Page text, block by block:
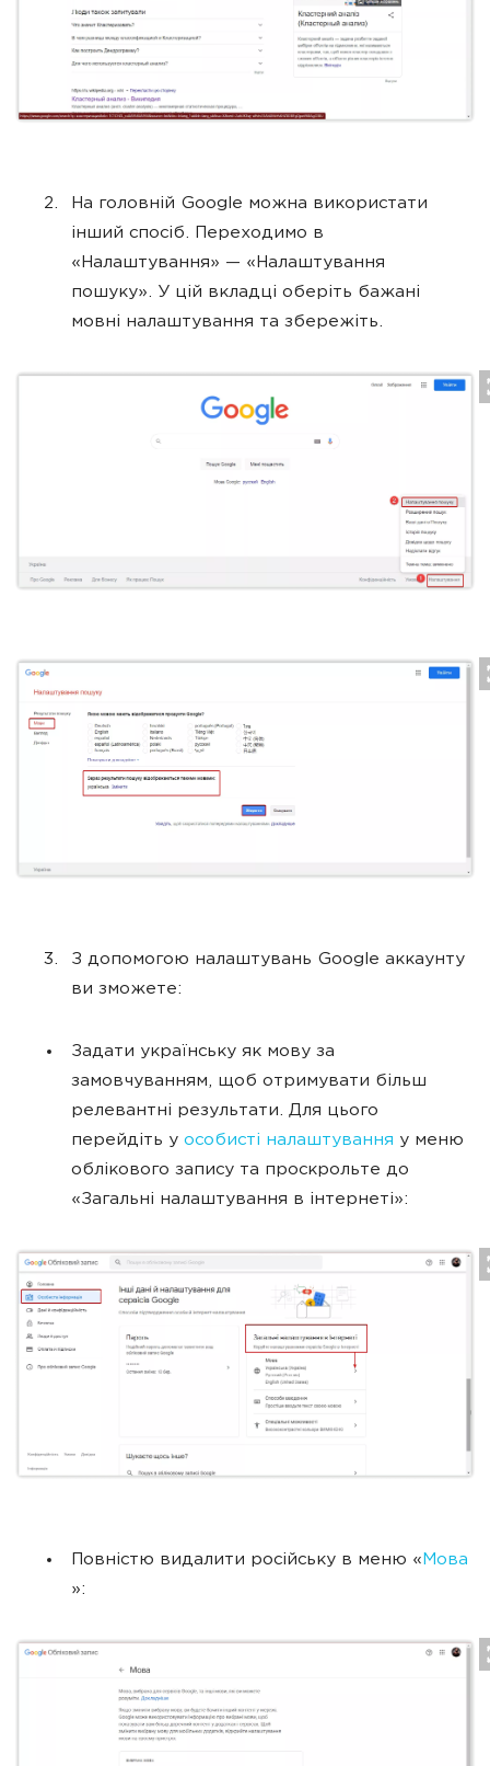
На головній Google можна використати
інший спосіб. Переходимо в
«Налаштування» — «Налаштування
пошуку». У цій вкладці оберіть бажані
мовні налаштування та збережіть.
З допомогою налаштувань Google аккаунту
ви зможете:
Задати українську як мову за
замовчуванням, щоб отримувати більш
релевантні результати. Для цього
перейдіть у особисті налаштування у меню
облікового запису та проскрольте до
«Загальні налаштування в інтернеті»:
Повністю видалити російську в меню «Мова
»: